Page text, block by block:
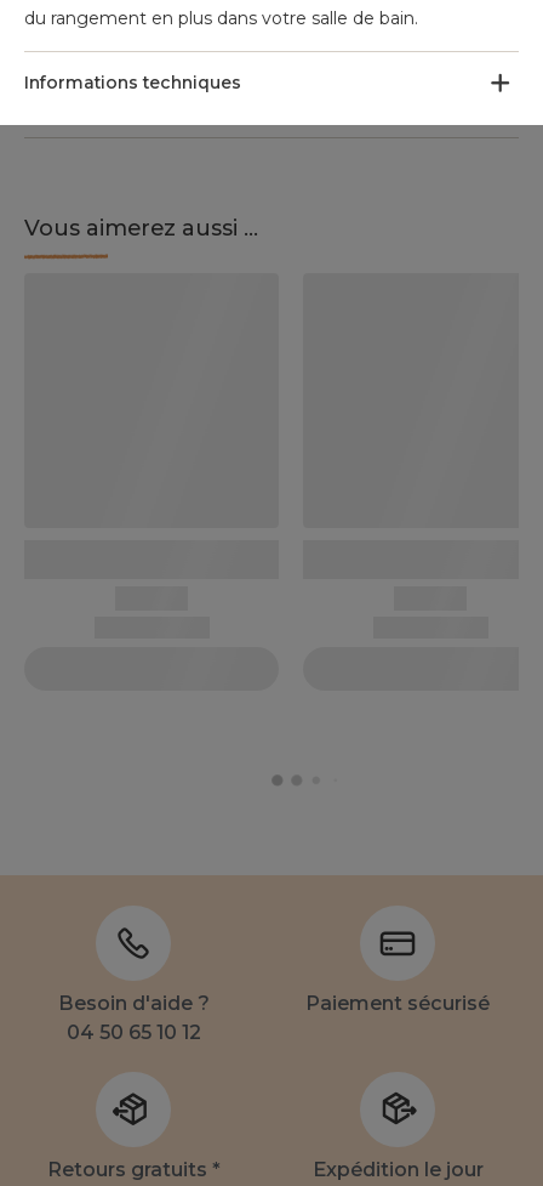
du rangement en plus dans votre salle de bain.
Informations techniques
Vous aimerez aussi ...
Besoin d'aide ?
04 50 65 10 12
Paiement sécurisé
Retours gratuits *
Expédition le jour